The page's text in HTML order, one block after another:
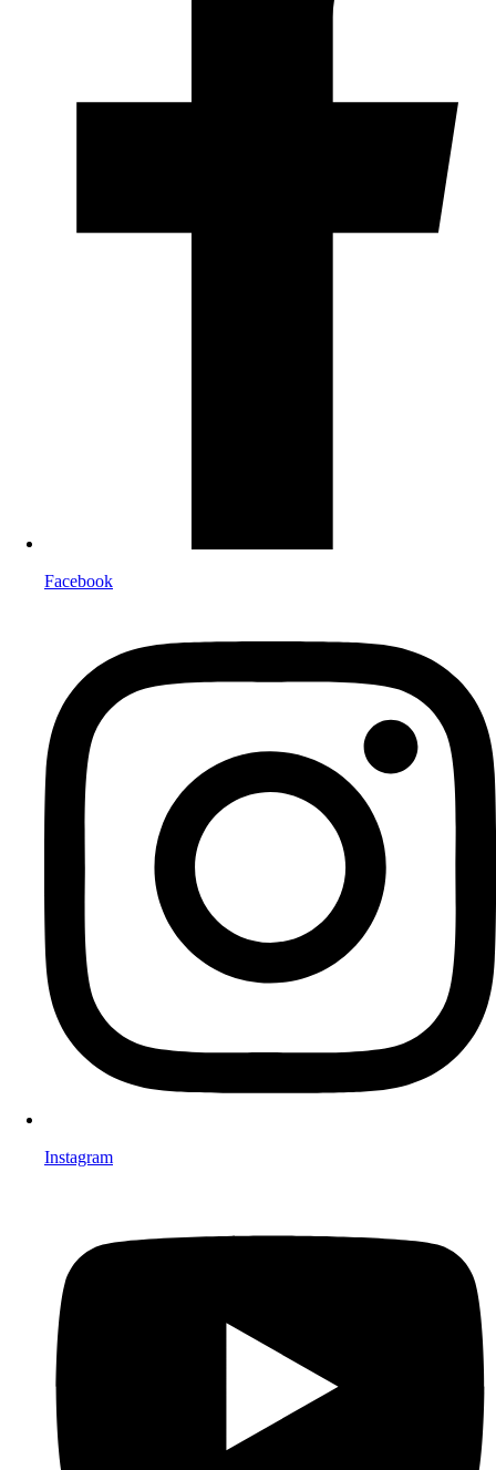
Facebook
Instagram